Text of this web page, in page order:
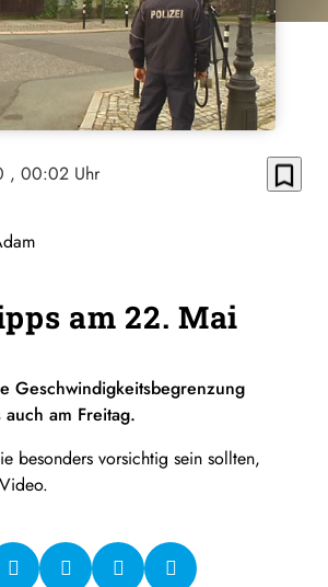
, 00:02 Uhr bookmark_border
am 22. Mai
Geschwindigkeitsbegrenzung
am Freitag.
besonders vorsichtig sein sollten,